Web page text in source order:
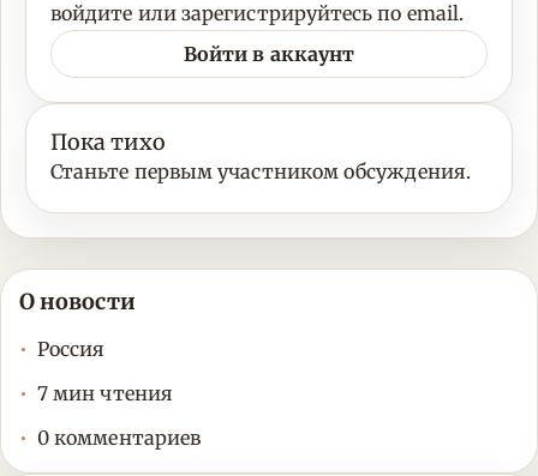
войдите или зарегистрируйтесь по email.
Войти в аккаунт
Пока тихо
Станьте первым участником обсуждения.
О новости
Россия
7 мин чтения
0 комментариев